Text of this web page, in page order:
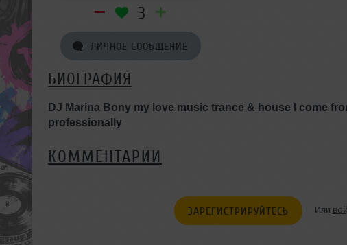
3
ЛИЧНОЕ СООБЩЕНИЕ
БИОГРАФИЯ
DJ Marina Bony my love music trance & house I come
professionally
КОММЕНТАРИИ
ЗАРЕГИСТРИРУЙТЕСЬ Или